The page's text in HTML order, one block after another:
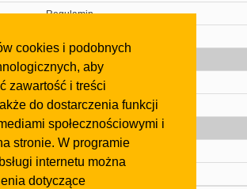
cookies i podobnych
aby
zawartość i treści
do dostarczenia funkcji
społecznościowymi i
stronie. W programie
internetu można
dotyczące
Regulamin
Gazeta
Olkusz
Kontakt
Strefa dla biznesu
Biura nieruchomości
Dealerzy i autokomisy